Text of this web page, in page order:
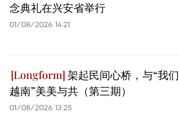
念典礼在兴安省举行
01/08/2026 14:21
架起民间心桥，与“我们
越南”美美与共（第三期）
01/08/2026 13:25